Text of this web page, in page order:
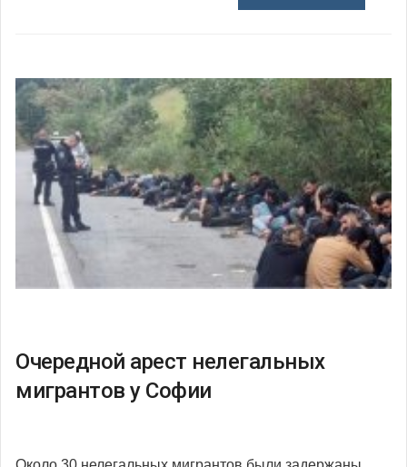
Очередной арест нелегальных
мигрантов у Софии